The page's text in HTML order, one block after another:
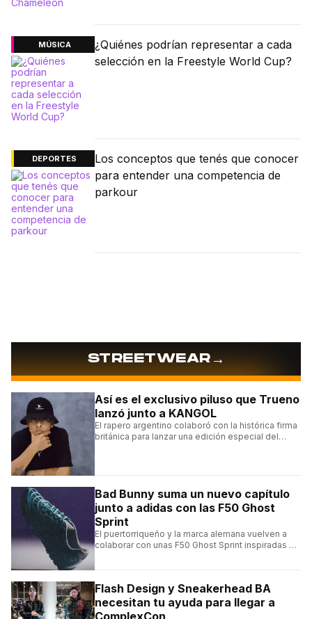
MÚSICA
¿Quiénes podrían representar a cada
selección en la Freestyle World Cup?
DEPORTES
Los conceptos que tenés que conocer
para entender una competencia de
parkour
STREETWEAR→
Así es el exclusivo piluso que Trueno
lanzó junto a KANGOL
El rapero argentino colaboró con la histórica firma
británica para lanzar una edición especial del
Bad Bunny suma un nuevo capítulo
junto a adidas con las F50 Ghost
Sprint
El puertorriqueño y la marca alemana vuelven a
colaborar con unas F50 Ghost Sprint inspiradas en
Flash Design y Sneakerhead BA
necesitan tu ayuda para llegar a